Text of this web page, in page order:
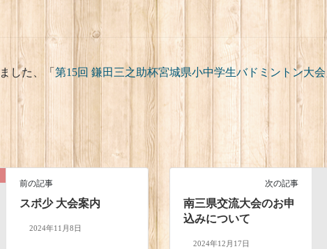
した、「 第15回 鎌田三之助杯宮城県小中学生バドミントン大会
前の記事
スポ少 大会案内
2024年11月8日
次の記事
南三県交流大会のお申
込みについて
2024年12月17日